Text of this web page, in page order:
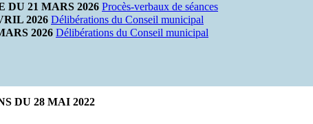
DU 21 MARS 2026 Procès-verbaux de séances
2026 Délibérations du Conseil municipal
2026 Délibérations du Conseil municipal
DU 28 MAI 2022